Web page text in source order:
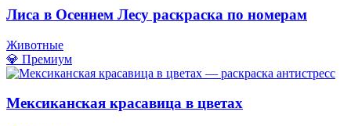
Лиса в Осеннем Лесу раскраска по номерам
Животные
💎 Премиум
Мексиканская красавица в цветах